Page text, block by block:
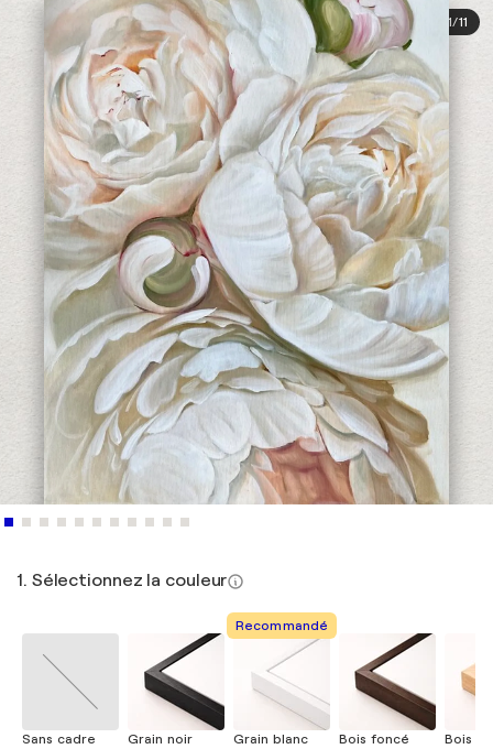
1/11
1. Sélectionnez la couleur
Sans cadre
Grain noir
Recommandé
Grain blanc
Bois foncé
Bois